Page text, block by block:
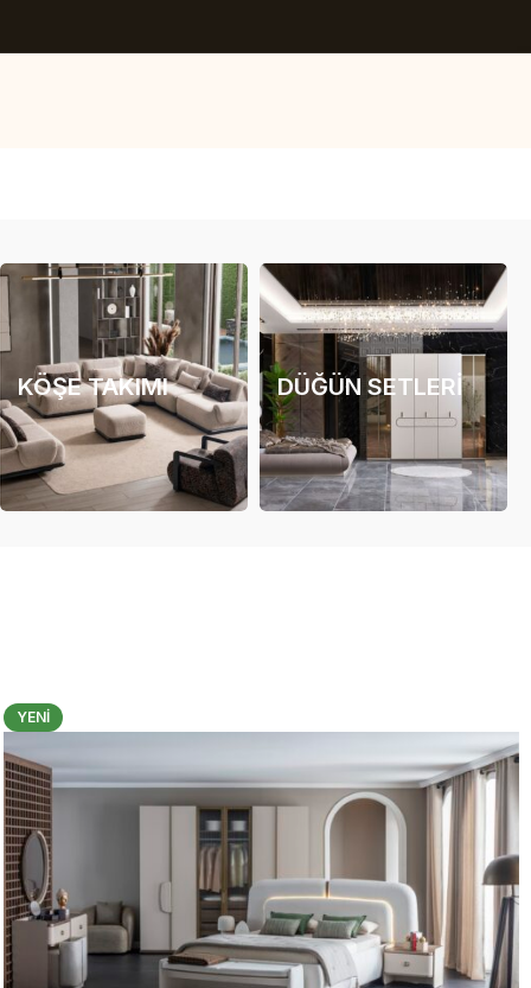
KÖŞE TAKIMI DÜĞÜN SETLERI
YENI